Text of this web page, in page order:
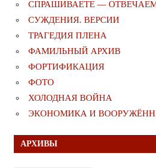
СПРАШИВАЕТЕ —
СУЖДЕНИЯ. ВЕРСИИ
ТРАГЕДИЯ ПЛЕНА
ФАМИЛЬНЫЙ АРХИВ
ФОРТИФИКАЦИЯ
ФОТО
ХОЛОДНАЯ ВОЙНА
ЭКОНОМИКА И
АРХИВЫ